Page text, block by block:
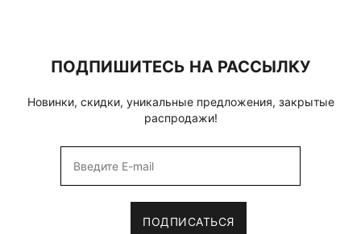
ПОДПИШИТЕСЬ НА РАССЫЛКУ
Новинки, скидки, уникальные предложения, закрытые
распродажи!
ПОДПИСАТЬСЯ